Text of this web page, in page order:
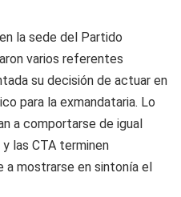
la sede del Partido
varios referentes
su decisión de actuar en
para la exmandataria. Lo
a comportarse de igual
y las CTA terminen
a mostrarse en sintonía el